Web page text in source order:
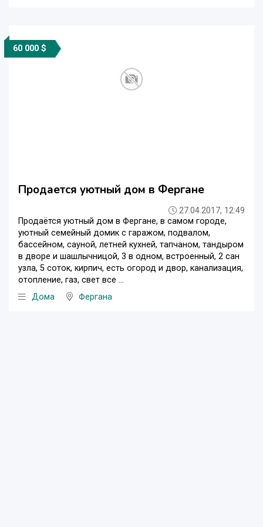
60 000 $
Продается уютный дом в Фергане
27.04.2017, 12:49
Продаётся уютный дом в Фергане, в самом городе,
уютный семейный домик с гаражом, подвалом,
бассейном, сауной, летней кухней, тапчаном, тандыром
в дворе и шашлычницой, 3 в одном, встроенный, 2 сан
узла, 5 соток, кирпич, есть огород и двор, канализация,
отопление, газ, свет все ...
Дома
Фергана